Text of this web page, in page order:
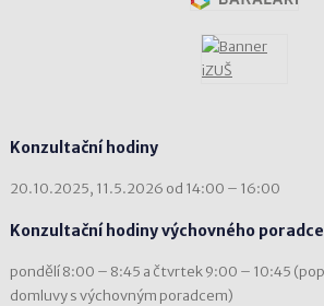
Konzultační hodiny
20.10.2025, 11.5.2026 od 14:00 – 16:00
Konzultační hodiny výchovného poradce
pondělí 8:00 – 8:45 a čtvrtek 9:00 – 10:45
domluvy s výchovným poradcem)